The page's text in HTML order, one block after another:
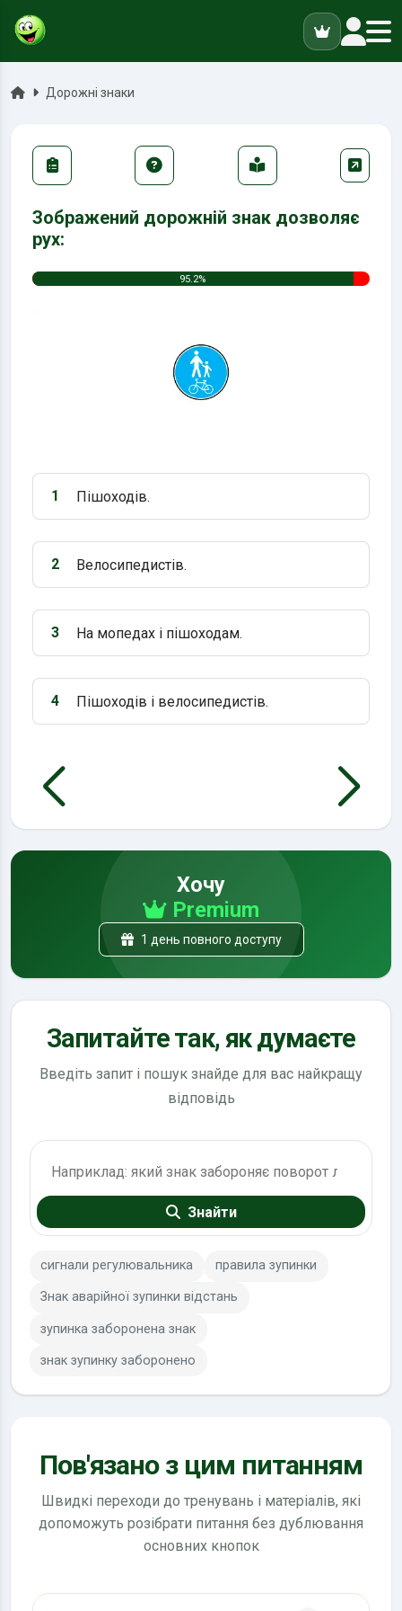
ГоловнаДорожні знаки
Зображений дорожній знак дозволяє
рух:
95.2%
Варіант 1:
1 Пішоходів.
Варіант 2:
2 Велосипедистів.
Варіант 3:
3 На мопедах і пішоходам.
Варіант 4:
4 Пішоходів і велосипедистів.
Хочу
Premium
1 день повного доступу
Запитайте так, як думаєте
Введіть запит і пошук знайде для вас найкращу
відповідь
Знайти
сигнали регулювальника правила зупинки
Знак аварійної зупинки відстань
зупинка заборонена знак
знак зупинку заборонено
Пов'язано з цим питанням
Швидкі переходи до тренувань і матеріалів, які
допоможуть розібрати питання без дублювання
основних кнопок